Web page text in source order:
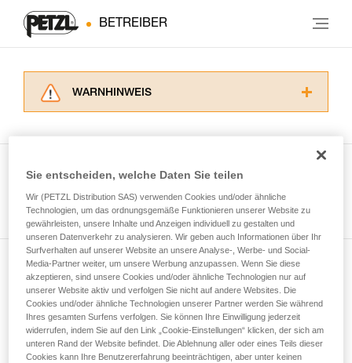
BETREIBER
WARNHINWEIS
ziehen. Um diese Zusatzinformationen
der Gebrauchsanweisung enthaltenen
Informationen richtig verstanden haben.
Die Beherrschung dieser Techniken setzt eine
entsprechende Ausbildung und ein spezielles
Training voraus. Prüfen Sie zusammen mit
einem Profi, ob Sie in der Lage sind, den
Vorgang alleine sicher zu wiederholen, bevor
Sie ihn eigenständig durchführen.
Wir geben Beispiele für die mit Ihrer Aktivität
verbundenen Techniken. Möglicherweise gibt es
noch andere Techniken, die hier nicht
Alle Techniken ansehen
Newsletter abonnieren
und auf dem Laufenden bleiben
Email *
Sie entscheiden, welche Daten Sie teilen
Wir (PETZL Distribution SAS) verwenden Cookies und/oder ähnliche
Technologien, um das ordnungsgemäße Funktionieren unserer Website zu
gewährleisten, unsere Inhalte und Anzeigen individuell zu gestalten und
unseren Datenverkehr zu analysieren. Wir geben auch Informationen über Ihr
Surfverhalten auf unserer Website an unsere Analyse-, Werbe- und Social-
Media-Partner weiter, um unsere Werbung anzupassen. Wenn Sie diese
akzeptieren, sind unsere Cookies und/oder ähnliche Technologien nur auf
unserer Website aktiv und verfolgen Sie nicht auf andere Websites. Die
Cookies und/oder ähnliche Technologien unserer Partner werden Sie während
Ihres gesamten Surfens verfolgen. Sie können Ihre Einwilligung jederzeit
widerrufen, indem Sie auf den Link „Cookie-Einstellungen“ klicken, der sich am
unteren Rand der Website befindet. Die Ablehnung aller oder eines Teils dieser
Cookies kann Ihre Benutzererfahrung beeinträchtigen, aber unter keinen